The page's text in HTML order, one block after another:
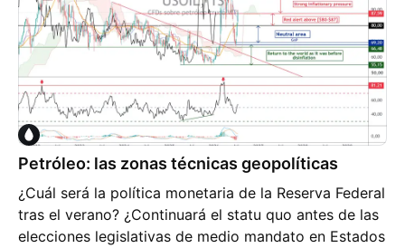
Petróleo: las zonas técnicas geopolíticas
¿Cuál será la política monetaria de la Reserva Federal
tras el verano? ¿Continuará el statu quo antes de las
elecciones legislativas de medio mandato en Estados